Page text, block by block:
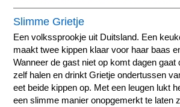
Slimme Grietje
Een volkssprookje uit Duitsland. Een
maakt twee kippen klaar voor haar baas
Wanneer de gast niet op komt dagen gaat
zelf halen en drinkt Grietje ondertussen
eet beide kippen op. Met een leugen lukt
een slimme manier onopgemerkt te laten